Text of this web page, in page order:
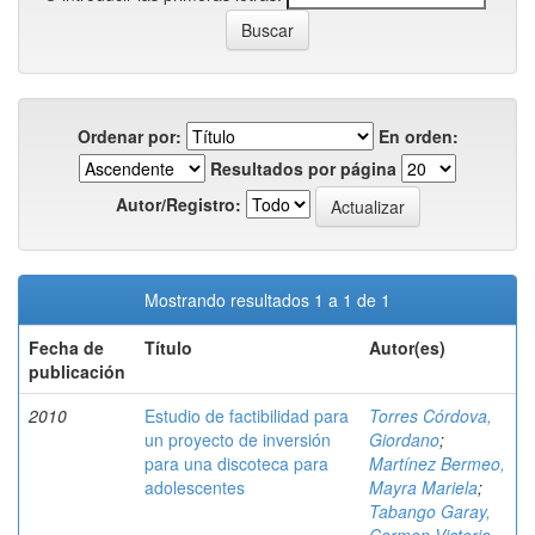
Ordenar por:
En orden:
Resultados por página
Autor/Registro:
Mostrando resultados 1 a 1 de 1
Fecha de
publicación
Título Autor(es)
2010
Estudio de factibilidad para
un proyecto de inversión
para una discoteca para
adolescentes
Torres Córdova,
Giordano;
Martínez Bermeo,
Mayra Mariela;
Tabango Garay,